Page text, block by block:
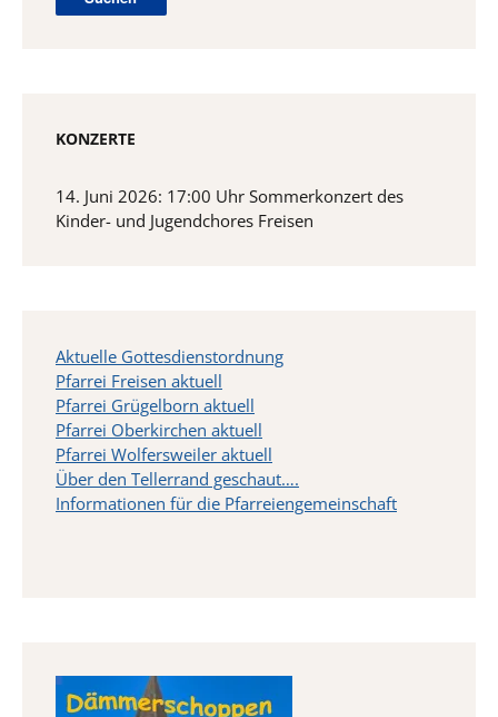
KONZERTE
14. Juni 2026: 17:00 Uhr Sommerkonzert des
Kinder- und Jugendchores Freisen
Aktuelle Gottesdienstordnung
Pfarrei Freisen aktuell
Pfarrei Grügelborn aktuell
Pfarrei Oberkirchen aktuell
Pfarrei Wolfersweiler aktuell
Über den Tellerrand geschaut….
Informationen für die Pfarreiengemeinschaft